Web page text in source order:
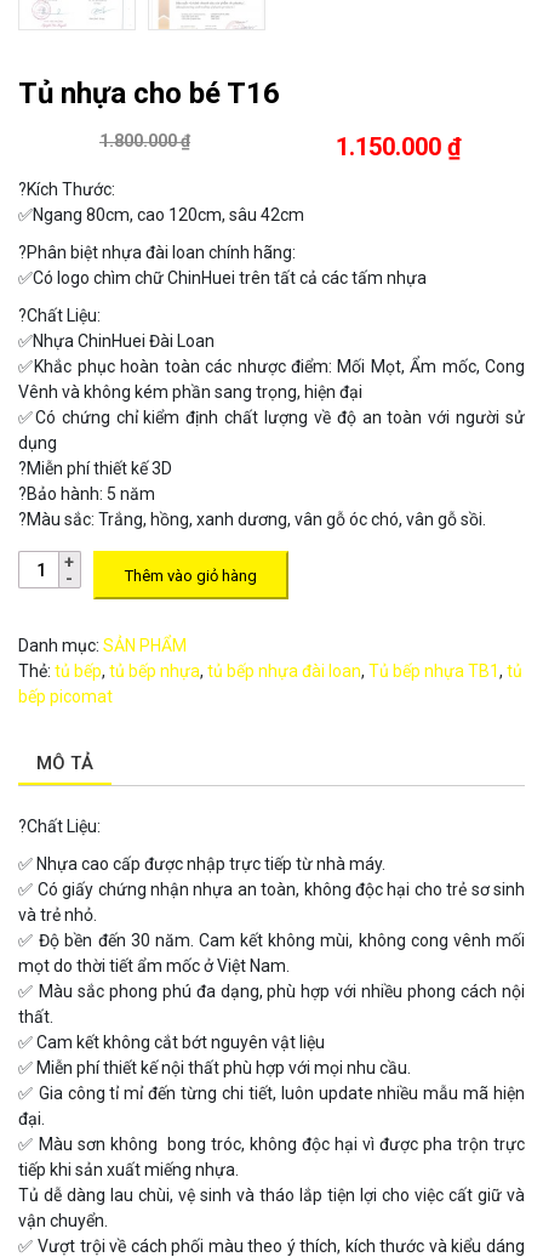
Tủ nhựa cho bé T16
1.800.000 ₫ 1.150.000 ₫
?Kích Thước:
✅Ngang 80cm, cao 120cm, sâu 42cm
?Phân biệt nhựa đài loan chính hãng:
✅Có logo chìm chữ ChinHuei trên tất cả các tấm nhựa
?Chất Liệu:
✅Nhựa ChinHuei Đài Loan
✅Khắc phục hoàn toàn các nhược điểm: Mối Mọt, Ẩm mốc, Cong
Vênh và không kém phần sang trọng, hiện đại
✅Có chứng chỉ kiểm định chất lượng về độ an toàn với người sử
dụng
?Miễn phí thiết kế 3D
?Bảo hành: 5 năm
?Màu sắc: Trắng, hồng, xanh dương, vân gỗ óc chó, vân gỗ sồi.
Thêm vào giỏ hàng
Danh mục: SẢN PHẨM
Thẻ: tủ bếp, tủ bếp nhựa, tủ bếp nhựa đài loan, Tủ bếp nhựa TB1, tủ
bếp picomat
MÔ TẢ
?Chất Liệu:
✅ Nhựa cao cấp được nhập trực tiếp từ nhà máy.
✅ Có giấy chứng nhận nhựa an toàn, không độc hại cho trẻ sơ sinh
và trẻ nhỏ.
✅Độ bền đến 30 năm. Cam kết không mùi, không cong vênh mối
mọt do thời tiết ẩm mốc ở Việt Nam.
✅ Màu sắc phong phú đa dạng, phù hợp với nhiều phong cách nội
thất.
✅Cam kết không cắt bớt nguyên vật liệu
✅ Miễn phí thiết kế nội thất phù hợp với mọi nhu cầu.
✅ Gia công tỉ mỉ đến từng chi tiết, luôn update nhiều mẫu mã hiện
đại.
✅ Màu sơn không bong tróc, không độc hại vì được pha trộn trực
tiếp khi sản xuất miếng nhựa.
Tủ dễ dàng lau chùi, vệ sinh và tháo lắp tiện lợi cho việc cất giữ và
vận chuyển.
✅Vượt trội về cách phối màu theo ý thích, kích thước và kiểu dáng